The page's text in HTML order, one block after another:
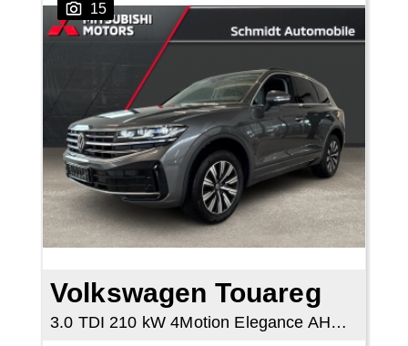
15
Volkswagen Touareg
3.0 TDI 210 kW 4Motion Elegance AHK eHeckklappe